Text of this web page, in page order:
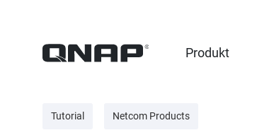
Produkt
Tutorial Netcom Products